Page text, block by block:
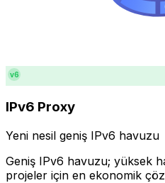
v6
IPv6 Proxy
Yeni nesil geniş IPv6 havuzu
Geniş IPv6 havuzu; yüksek
projeler için en ekonomik